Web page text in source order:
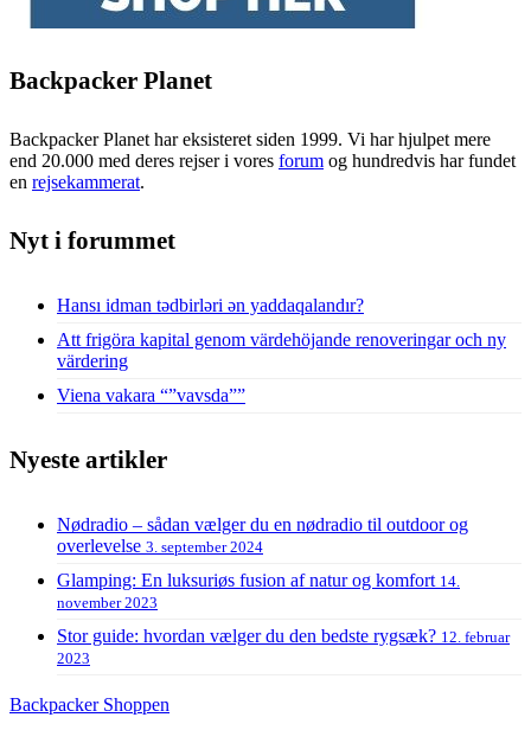
Backpacker Planet
Backpacker Planet har eksisteret siden 1999. Vi har hjulpet mere
end 20.000 med deres rejser i vores forum og hundredvis har fundet
en rejsekammerat.
Nyt i forummet
Hansı idman tədbirləri ən yaddaqalandır?
Att frigöra kapital genom värdehöjande renoveringar och ny
värdering
Viena vakara “”vavsda””
Nyeste artikler
Nødradio – sådan vælger du en nødradio til outdoor og
overlevelse 3. september 2024
Glamping: En luksuriøs fusion af natur og komfort 14.
november 2023
Stor guide: hvordan vælger du den bedste rygsæk? 12. februar
2023
Backpacker Shoppen